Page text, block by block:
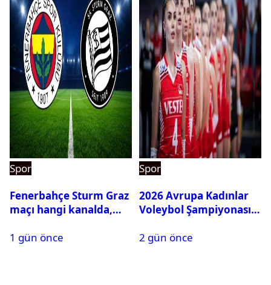
Spor
Fenerbahçe Sturm Graz
maçı hangi kanalda,
1 gün önce
Spor
2026 Avrupa Kadınlar
Voleybol Şampiyonası
2 gün önce